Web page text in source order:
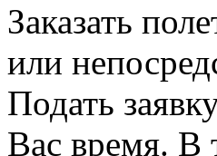
Заказать
или
Подать
Вас время. В